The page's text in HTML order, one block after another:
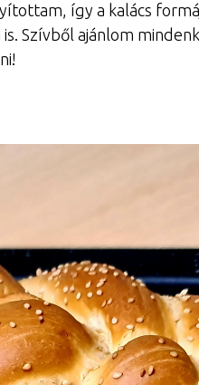
így a kalács
Szívből ajánlom